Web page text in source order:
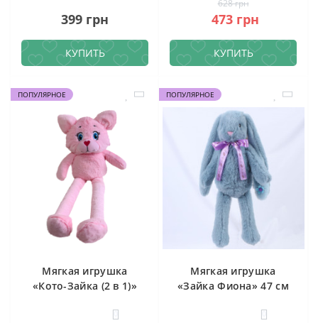
399 грн
КУПИТЬ
628 грн
473 грн
КУПИТЬ
ПОПУЛЯРНОЕ
Мягкая игрушка
«Кото-Зайка (2 в 1)»
0
ПОПУЛЯРНОЕ
Мягкая игрушка
«Зайка Фиона» 47 см
0